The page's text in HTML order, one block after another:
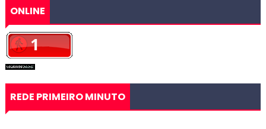
ONLINE
REDE PRIMEIRO MINUTO